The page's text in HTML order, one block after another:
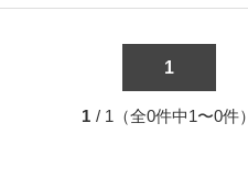
1
1 / 1（全0件中1〜0件）